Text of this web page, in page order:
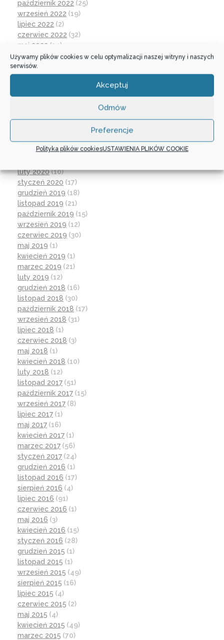
Używamy plików cookies w celu optymalizacji naszej witryny i naszych
serwisów.
Akceptuj
Odmów
Preferencje
Polityka plików cookiesUSTAWIENIA PLIKÓW COOKIE
październik 2022 (25)
wrzesień 2022 (19)
lipiec 2022 (2)
czerwiec 2022 (32)
maj 2022 (14)
kwiecień 2022(1)
marzec 2022
październik 2021(2)
sierpień 2021(4)
czerwiec 2021(27)
czerwiec 2020(19)
maj 2020(1)
luty 2020(10)
styczeń 2020 (17)
grudzień 2019 (18)
listopad 2019 (21)
październik 2019 (15)
wrzesień 2019 (12)
czerwiec 2019 (30)
maj 2019 (1)
kwiecień 2019 (1)
marzec 2019 (21)
luty 2019 (12)
grudzień 2018 (16)
listopad 2018 (30)
październik 2018 (17)
wrzesień 2018 (31)
lipiec 2018 (1)
czerwiec 2018 (3)
maj 2018 (1)
kwiecień 2018 (10)
luty 2018 (12)
listopad 2017 (51)
październik 2017 (15)
wrzesień 2017 (8)
lipiec 2017 (1)
maj 2017 (16)
kwiecień 2017 (1)
marzec 2017 (56)
styczeń 2017 (24)
grudzień 2016 (1)
listopad 2016 (17)
sierpień 2016 (4)
lipiec 2016 (91)
czerwiec 2016 (1)
maj 2016 (3)
kwiecień 2016 (15)
styczeń 2016 (28)
grudzień 2015 (1)
listopad 2015 (1)
wrzesień 2015 (49)
sierpień 2015 (16)
lipiec 2015 (4)
czerwiec 2015 (2)
maj 2015 (4)
kwiecień 2015 (49)
marzec 2015 (70)